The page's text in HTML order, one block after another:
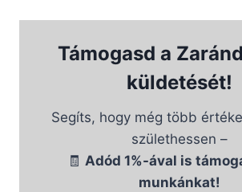
Támogasd a
küldetését!
Segíts, hogy még több
születhessen –
🧾 Adód 1%-ával is
munkánkat!